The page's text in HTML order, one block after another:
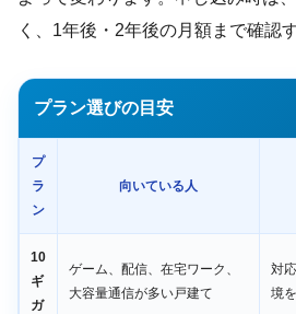
く、1年後・2年後の月額まで確認
プラン選びの目安
プ
ラ
ン
向いている人
10
ギ
ガ
ゲーム、配信、在宅ワーク、
大容量通信が多い戸建て
対
境